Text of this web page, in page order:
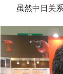
虽然中日关系